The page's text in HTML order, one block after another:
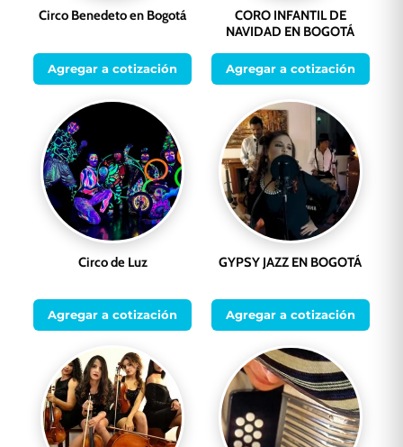
Circo Benedeto en Bogotá
Agregar a cotización
CORO INFANTIL DE
NAVIDAD EN BOGOTÁ
Agregar a cotización
Circo de Luz
Agregar a cotización
GYPSY JAZZ EN BOGOTÁ
Agregar a cotización